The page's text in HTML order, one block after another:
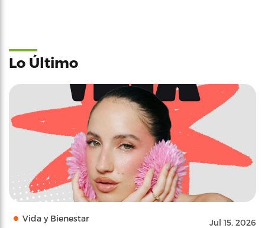
Lo Último
Vida y Bienestar Jul 15, 2026